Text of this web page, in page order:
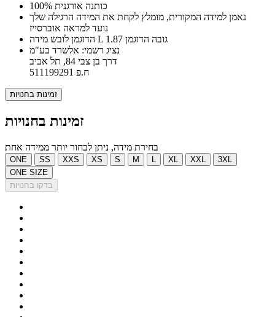
100% כותנה אורגנית
נאמן למידה המקורית, מומלץ לקחת את המידה הרגילה שלך
נועד למראה אוברסייז
הדוגמן לובש מידה L גובה הדוגמן 1.87
נציג רשמי: אלשרד בע"מ
דרך בן צבי 84, תל אביב
ח.פ 511199291
זמינות בחנויות
זמינות בחנויות
בחירת מידה, ניתן לבחור יותר ממידה אחת
ONE SS XXS XS S M XL XXL
3XL
ONE SIZE
בדקו בחנויות